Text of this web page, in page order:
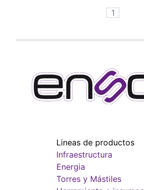
1
Lineas de productos
Infraestructura
Energia
Torres y Mástiles